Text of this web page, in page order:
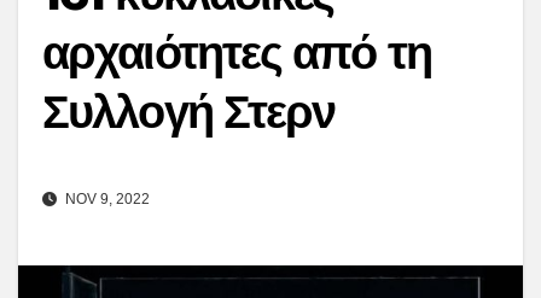
αρχαιότητες από τη
Συλλογή Στερν
NOV 9, 2022